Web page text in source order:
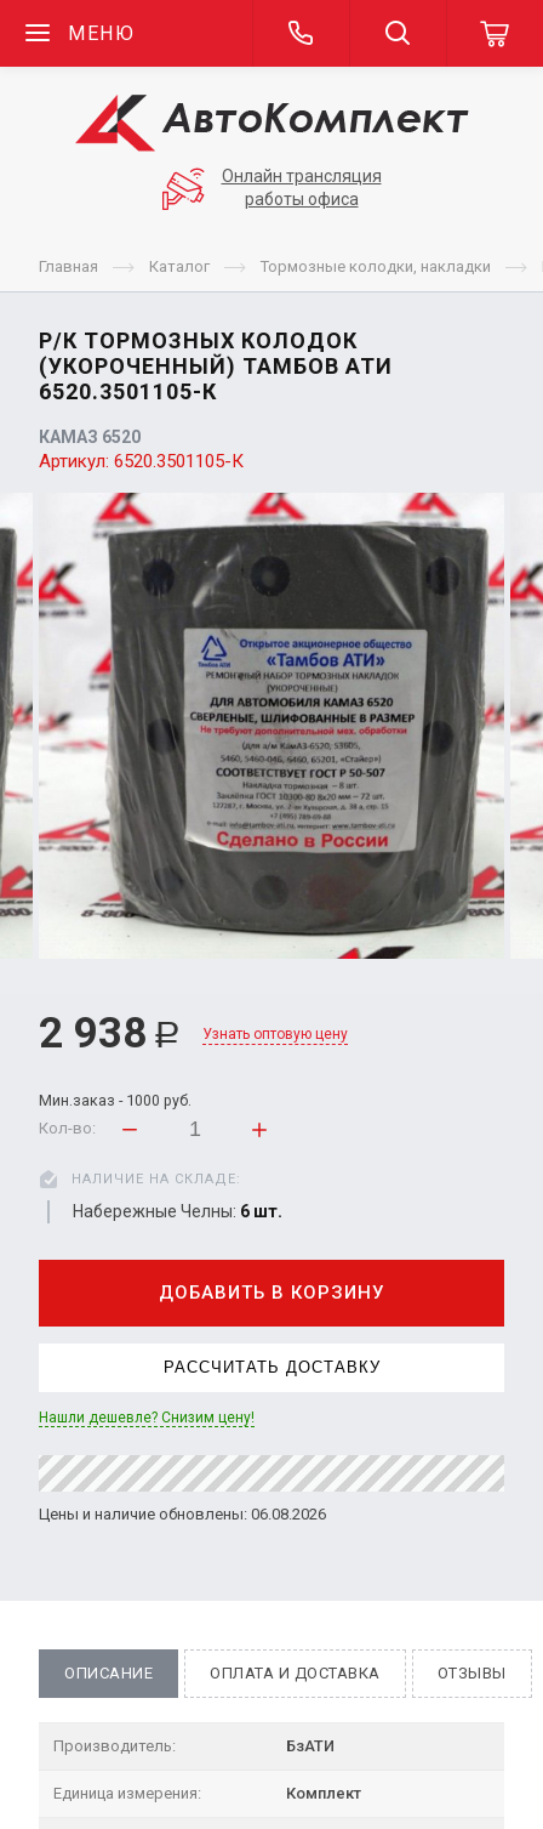
МЕНЮ
Онлайн трансляция
работы офиса
Главная Каталог Тормозные колодки, накладки
Р/К ТОРМОЗНЫХ КОЛОДОК
(УКОРОЧЕННЫЙ) ТАМБОВ АТИ
6520.3501105-К
КАМАЗ 6520
Артикул: 6520.3501105-К
2 938 Р Узнать оптовую цену
Мин.заказ - 1000 руб.
Кол-во:
НАЛИЧИЕ НА СКЛАДЕ:
Набережные Челны: 6 шт.
ДОБАВИТЬ В КОРЗИНУ
РАССЧИТАТЬ ДОСТАВКУ
Нашли дешевле? Снизим цену!
Цены и наличие обновлены: 06.08.2026
ОПИСАНИЕ ОПЛАТА И ДОСТАВКА ОТЗЫВЫ
Производитель: БзАТИ
Единица измерения: Комплект